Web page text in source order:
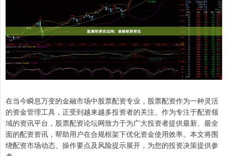
在当今瞬息万变的金融市场中股票配资专业，股票配资作为一种灵活
的资金管理工具，正受到越来越多投资者的关注。作为专注于配资领
域的资讯平台，股票配资论坛网致力于为广大投资者提供最新、最全
面的配资资讯，帮助用户在合规框架下优化资金使用效率。本文将围
绕配资市场动态、操作要点及风险提示展开，为您的投资决策提供参